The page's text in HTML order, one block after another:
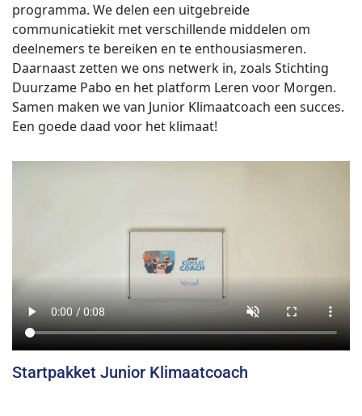
programma. We delen een uitgebreide
communicatiekit met verschillende middelen om
deelnemers te bereiken en te enthousiasmeren.
Daarnaast zetten we ons netwerk in, zoals Stichting
Duurzame Pabo en het platform Leren voor Morgen.
Samen maken we van Junior Klimaatcoach een succes.
Een goede daad voor het klimaat!
Startpakket Junior Klimaatcoach